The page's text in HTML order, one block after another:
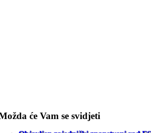
će Vam se svidjeti